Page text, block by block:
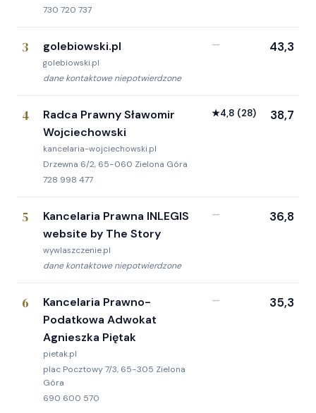
730 720 737
3 golebiowski.pl
golebiowski.pl
dane kontaktowe niepotwierdzone
— 43,3
4
Radca Prawny Sławomir
Wojciechowski
kancelaria-wojciechowski.pl
Drzewna 6/2, 65-060 Zielona Góra
728 998 477
★4,8 (28) 38,7
5
Kancelaria Prawna INLEGIS
website by The Story
wywlaszczenie.pl
dane kontaktowe niepotwierdzone
— 36,8
6
Kancelaria Prawno-
Podatkowa Adwokat
Agnieszka Piętak
pietak.pl
plac Pocztowy 7/3, 65-305 Zielona
Góra
690 600 570
— 35,3